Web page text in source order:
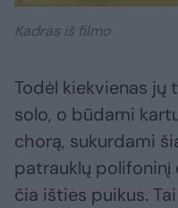
Kadras iš filmo
Todėl kiekvienas
solo, o būdami
chorą, sukurdami
patrauklų polifoninį
čia išties puikus.